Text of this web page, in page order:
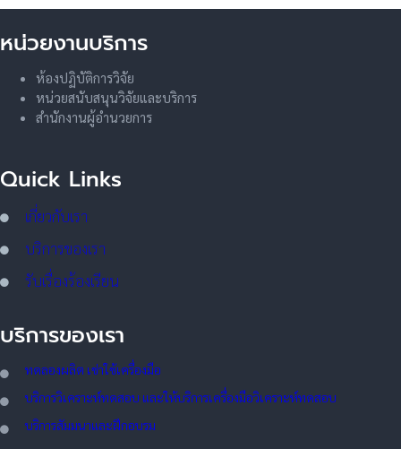
หน่วยงานบริการ
ห้องปฏิบัติการวิจัย
หน่วยสนับสนุนวิจัยและบริการ
สำนักงานผู้อำนวยการ
Quick Links
เกี่ยวกับเรา
บริการของเรา
รับเรื่องร้องเรียน
บริการของเรา
ทดลองผลิต เช่าใช้เครื่องมือ
บริการวิเคราะห์ทดสอบ และให้บริการเครื่องมือวิเคราะห์ทดสอบ
บริการสัมมนาและฝึกอบรม